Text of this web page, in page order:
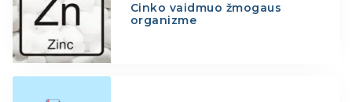
Cinko vaidmuo žmogaus
organizme